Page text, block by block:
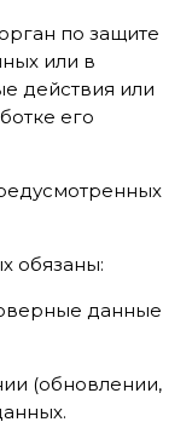
по защите
или в
действия или
его
обязаны:
данные
(обновлении,